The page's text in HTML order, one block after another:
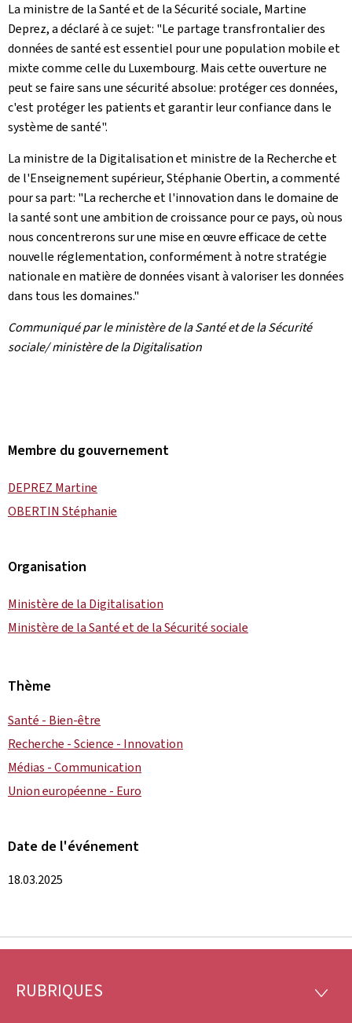
La ministre de la Santé et de la Sécurité sociale, Martine
Deprez, a déclaré à ce sujet: "Le partage transfrontalier des
données de santé est essentiel pour une population mobile et
mixte comme celle du Luxembourg. Mais cette ouverture ne
peut se faire sans une sécurité absolue: protéger ces données,
c'est protéger les patients et garantir leur confiance dans le
système de santé".
La ministre de la Digitalisation et ministre de la Recherche et
de l'Enseignement supérieur, Stéphanie Obertin, a commenté
pour sa part: "La recherche et l'innovation dans le domaine de
la santé sont une ambition de croissance pour ce pays, où nous
nous concentrerons sur une mise en œuvre efficace de cette
nouvelle réglementation, conformément à notre stratégie
nationale en matière de données visant à valoriser les données
dans tous les domaines."
Communiqué par le ministère de la Santé et de la Sécurité
sociale/ ministère de la Digitalisation
Membre du gouvernement
DEPREZ Martine
OBERTIN Stéphanie
Organisation
Ministère de la Digitalisation
Ministère de la Santé et de la Sécurité sociale
Thème
Santé - Bien-être
Recherche - Science - Innovation
Médias - Communication
Union européenne - Euro
Date de l'événement
18.03.2025
Pied
RUBRIQUES